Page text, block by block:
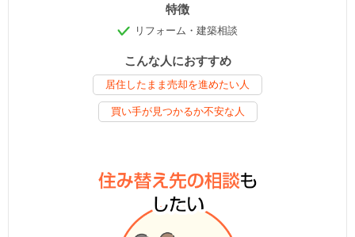
特徴
リフォーム・建築相談
こんな人におすすめ
居住したまま売却を進めたい人
買い手が見つかるか不安な人